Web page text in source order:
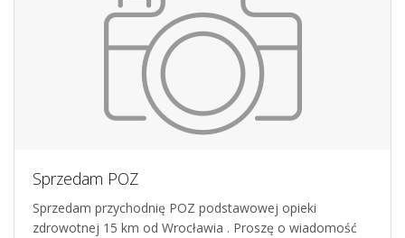
Sprzedam POZ
Sprzedam przychodnię POZ podstawowej opieki
zdrowotnej 15 km od Wrocławia . Proszę o wiadomość